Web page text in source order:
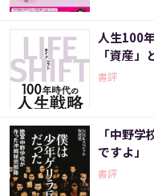
人生100
「資産」
書評
「中野
ですよ」
書評